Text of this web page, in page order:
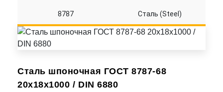
Сталь шпоночная ГОСТ 8787-68
20x18x1000 / DIN 6880
8787 Сталь (Steel)